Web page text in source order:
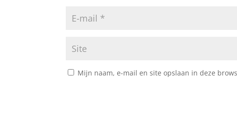
Mijn naam, e-mail en site opslaan in deze